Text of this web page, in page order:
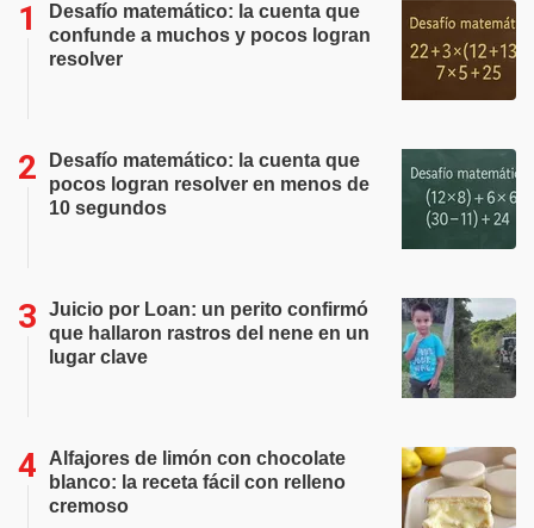
Desafío matemático: la cuenta que
confunde a muchos y pocos logran
resolver
Desafío matemático: la cuenta que
pocos logran resolver en menos de
10 segundos
Juicio por Loan: un perito confirmó
que hallaron rastros del nene en un
lugar clave
Alfajores de limón con chocolate
blanco: la receta fácil con relleno
cremoso